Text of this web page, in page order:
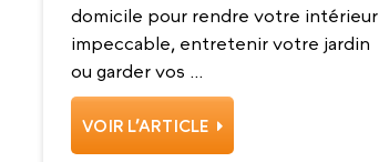
domicile pour rendre votre intérieur
impeccable, entretenir votre jardin
ou garder vos ...
VOIR L’ARTICLE